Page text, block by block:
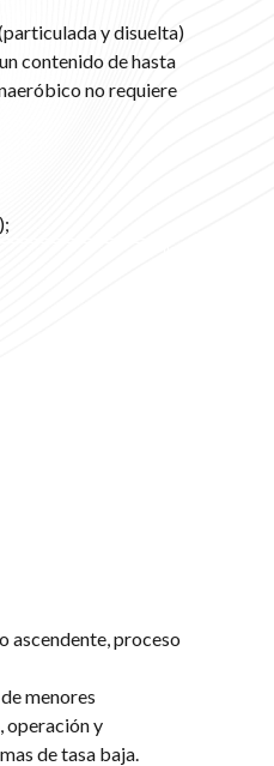
y disuelta)
contenido de hasta
no requiere
ascendente, proceso
menores
operación y
de tasa baja.